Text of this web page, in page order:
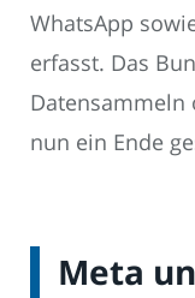
WhatsApp
erfasst. Das
Datensammeln
nun ein Ende
Meta